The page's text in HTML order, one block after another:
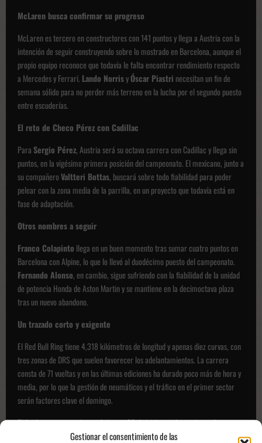
Gestionar el consentimiento de las
McLaren busca confirmar su progreso
McLaren es tercero en constructores con 141 puntos y llega a Austria con la
intención de seguir construyendo sobre lo mostrado en Barcelona, aunque el
propio equipo reconoce que todavía le falta encontrar rendimiento respecto
a Mercedes y Ferrari. Lando NorrisyÓscar Piastri necesitan un fin de
semana sólido para no perder más terreno en la lucha por el segundo puesto
entre escuderías.
El reto de Checo Pérez con Cadillac
Para Sergio Pérez, Austria será su octava carrera con Cadillac y llega sin
puntos, en la vigésimo primera posición del campeonato. El mexicano, junto a
su compañeroValtteri Bottas, buscará sobre todo fiabilidad para poder
pelear con la zona media de la parrilla, en un proyecto que todavía está en
fase de adaptación.
Otros nombres a seguir
Franco Colapinto llega en un buen momento tras sumar cuatro puntos en
Barcelona con Alpine, lo que lo llevó al duodécimo puesto del campeonato.
Fernando Alonso, en cambio, sigue sufriendo con la fiabilidad de la unidad
de potencia Honda de Aston Martin y se mantiene en la decimoctava plaza
tras un nuevo abandono.
Un trazado corto y exigente
El Red Bull Ring tiene 4,318 kilómetros de longitud y apenas diez curvas, con
tres zonas de DRS que suelen favorecer los adelantamientos. La carrera
consta de 71 vueltas y en las últimas ediciones ha durado poco más de hora y
media, por lo que la gestión de neumáticos y el tráfico en el primer sector
serán factores clave el domingo.
El fin de semana comienza el viernes 26 de junio con dos sesiones de
entrenamientos libres, continúa el sábado con la tercera tanda de libres y la